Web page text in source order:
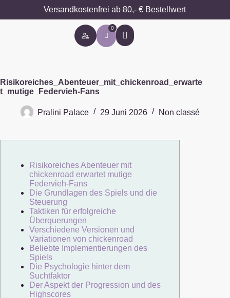
Versandkostenfrei ab 80,- € Bestellwert
0
Risikoreiches_Abenteuer_mit_chickenroad_erwarte
t_mutige_Federvieh-Fans
Pralini Palace 29 Juni 2026 Non classé
Risikoreiches Abenteuer mit
chickenroad erwartet mutige
Federvieh-Fans
Die Grundlagen des Spiels und die
Steuerung
Taktiken für erfolgreiche
Überquerungen
Verschiedene Versionen und
Variationen von chickenroad
Beliebte Implementierungen des
Spiels
Die Psychologie hinter dem
Suchtfaktor
Der Aspekt der Progression und des
Highscores